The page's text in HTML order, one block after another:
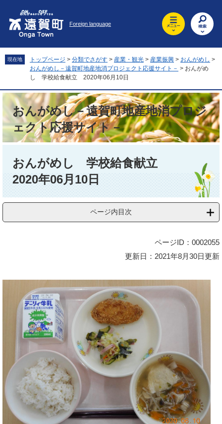
先
頭
。
を
飛
て
へ
Foreign language
現在地 トップページ > 分類でさがす > 産業・観光 > 産業振興 > おんがめし >
おんがめし－遠賀町地産地消プロジェクト応援サイト－ > おんがめ
し 学校給食献立 2020年06月10日
おんがめし－遠賀町地産地消プロジ
ェクト応援サイト－
おんがめし 学校給食献立
2020年06月10日
ページ内目次
ページID：0002055
更新日：2021年8月30日更新